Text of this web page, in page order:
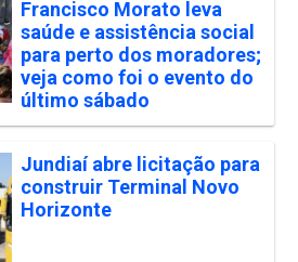
Francisco Morato leva
saúde e assistência social
para perto dos moradores;
veja como foi o evento do
último sábado
Jundiaí abre licitação para
construir Terminal Novo
Horizonte